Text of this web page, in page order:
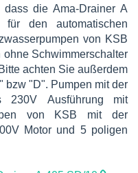
die Ama-Drainer A
für den automatischen
von KSB
Schwimmerschalter
achten Sie außerdem
bzw "D". Pumpen mit der
230V Ausführung mit
von KSB mit der
Motor und 5 poligen